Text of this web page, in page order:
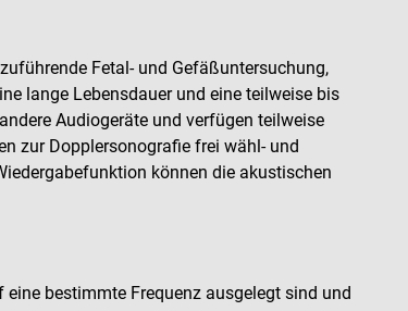
Fetal- und Gefäßuntersuchung,
lange Lebensdauer und eine teilweise bis
Audiogeräte und verfügen teilweise
zur Dopplersonografie frei wähl- und
können die akustischen
bestimmte Frequenz ausgelegt sind und